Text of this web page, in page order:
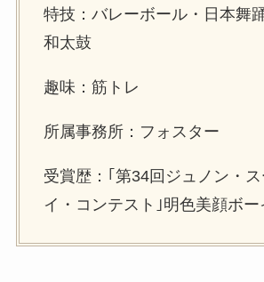
特技：バレーボール・日本舞
和太鼓
趣味：筋トレ
所属事務所：フォスター
受賞歴：｢第34回ジュノン・
イ・コンテスト｣明色美顔ボー